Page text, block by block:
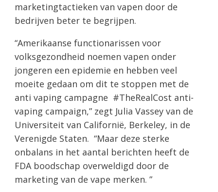
marketingtactieken van vapen door de
bedrijven beter te begrijpen.
“Amerikaanse functionarissen voor
volksgezondheid noemen vapen onder
jongeren een epidemie en hebben veel
moeite gedaan om dit te stoppen met de
anti vaping campagne #TheRealCost anti-
vaping campaign,” zegt Julia Vassey van de
Universiteit van Californië, Berkeley, in de
Verenigde Staten. “Maar deze sterke
onbalans in het aantal berichten heeft de
FDA boodschap overweldigd door de
marketing van de vape merken. ”